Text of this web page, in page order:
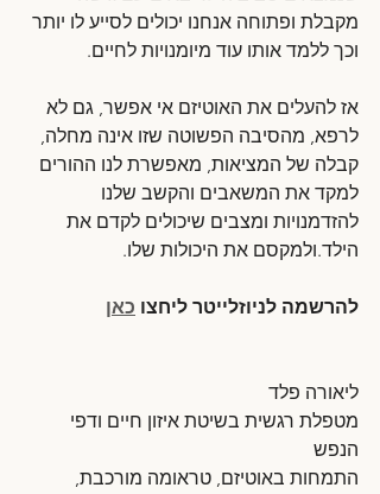
מקבלת ופתוחה אנחנו יכולים לסייע לו יותר
וכך ללמד אותו עוד מיומנויות לחיים.
אז להעלים את האוטיזם אי אפשר, גם לא
לרפא, מהסיבה הפשוטה שזו אינה מחלה,
קבלה של המציאות, מאפשרת לנו ההורים
למקד את המשאבים והקשב שלנו
להזדמנויות ומצבים שיכולים לקדם את
הילד.ולמקסם את היכולות שלו.
להרשמה לניוזלייטר ליחצו כאן
ליאורה פלד
מטפלת רגשית בשיטת איזון חיים ודפי
הנפש
התמחות באוטיזם, טראומה מורכבת,